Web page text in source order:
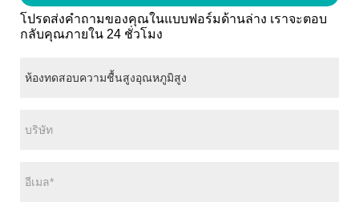
โปรดส่งคำถามของคุณในแบบฟอร์มด้านล่าง เราจะตอบ
กลับคุณภายใน 24 ชั่วโมง